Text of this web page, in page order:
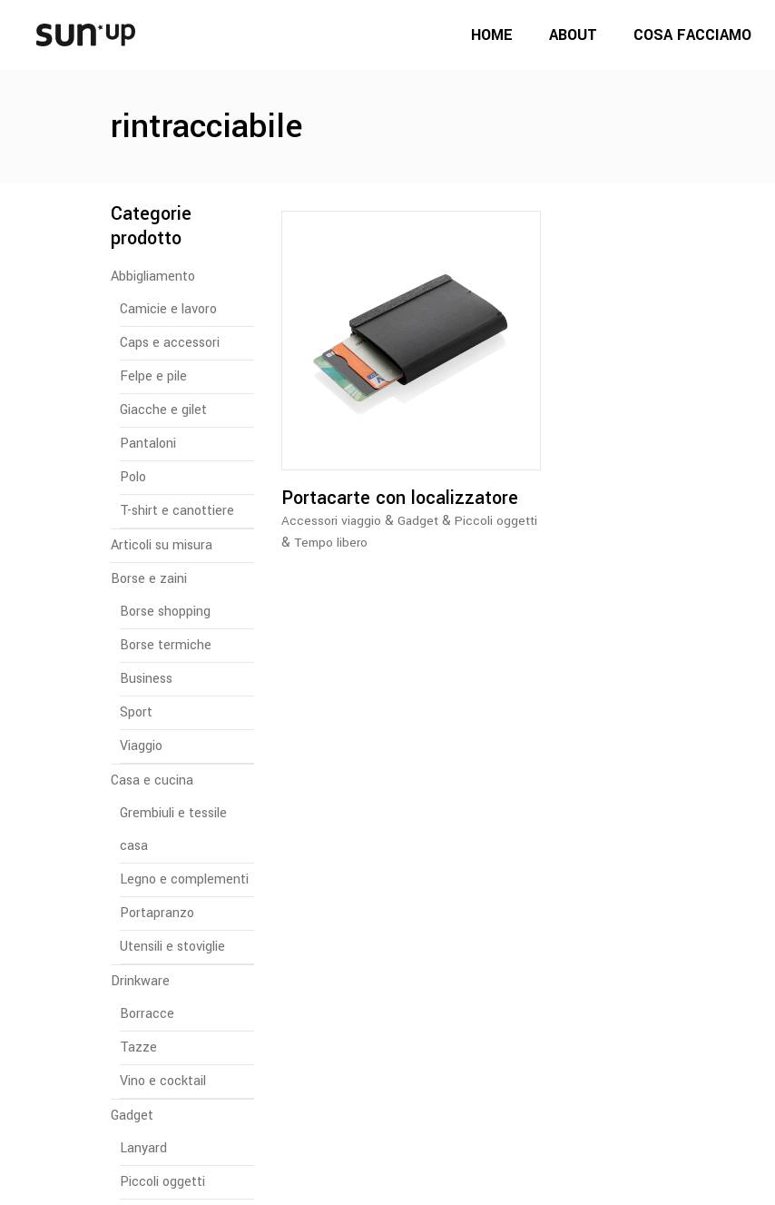
HOME ABOUT COSA FACCIAMO
rintracciabile
Portacarte con localizzatore
Accessori viaggio &Gadget &Piccoli oggetti
&Tempo libero
Categorie
prodotto
Abbigliamento
Camicie e lavoro
Caps e accessori
Felpe e pile
Giacche e gilet
Pantaloni
Polo
T-shirt e canottiere
Articoli su misura
Borse e zaini
Borse shopping
Borse termiche
Business
Sport
Viaggio
Casa e cucina
Grembiuli e tessile
casa
Legno e complementi
Portapranzo
Utensili e stoviglie
Drinkware
Borracce
Tazze
Vino e cocktail
Gadget
Lanyard
Piccoli oggetti